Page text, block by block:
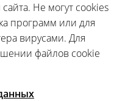
Не могут cookies
программ или для
вирусами. Для
файлов cookie